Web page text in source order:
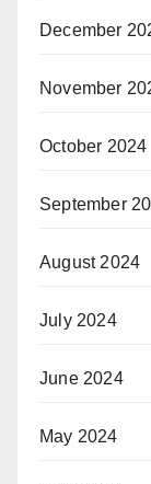
December
November
October 2024
September
August 2024
July 2024
June 2024
May 2024